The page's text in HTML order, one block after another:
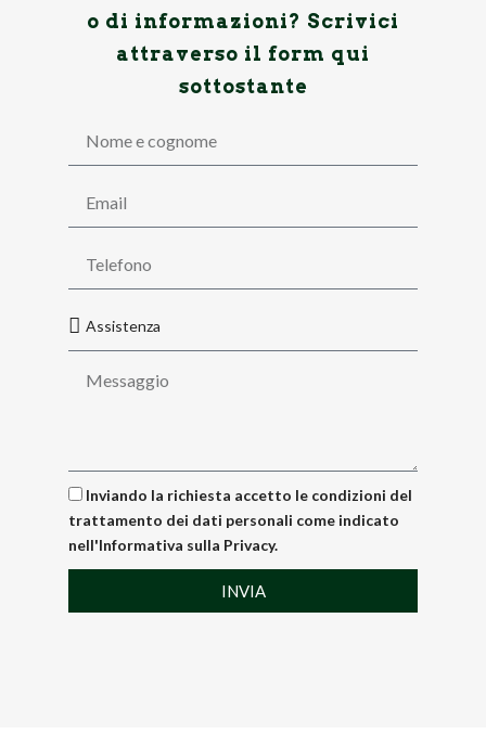
o di informazioni? Scrivici
attraverso il form qui
sottostante
Inviando la richiesta accetto le condizioni del
trattamento dei dati personali come indicato
nell'Informativa sulla Privacy.
INVIA